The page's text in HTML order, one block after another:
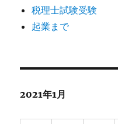
税理士試験受験
起業まで
2021年1月